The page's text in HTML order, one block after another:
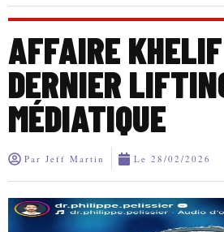
AFFAIRE
DERNIER
MÉDIATIQUE
Par Jeff Martin Le 28/02/2026